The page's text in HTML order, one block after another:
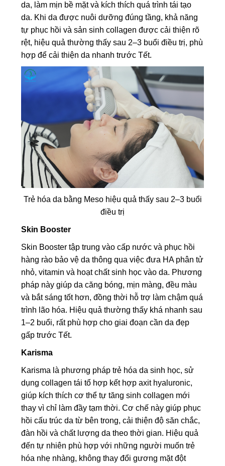
da, làm mịn bề mặt và kích thích quá trình tái tạo
da. Khi da được nuôi dưỡng đúng tầng, khả năng
tự phục hồi và sản sinh collagen được cải thiện rõ
rệt, hiệu quả thường thấy sau 2–3 buổi điều trị, phù
hợp để cải thiện da nhanh trước Tết.
Trẻ hóa da bằng Meso hiệu quả thấy sau 2–3 buổi
điều trị
Skin Booster
Skin Booster tập trung vào cấp nước và phục hồi
hàng rào bảo vệ da thông qua việc đưa HA phân tử
nhỏ, vitamin và hoạt chất sinh học vào da. Phương
pháp này giúp da căng bóng, mịn màng, đều màu
và bắt sáng tốt hơn, đồng thời hỗ trợ làm chậm quá
trình lão hóa. Hiệu quả thường thấy khá nhanh sau
1–2 buổi, rất phù hợp cho giai đoạn cần da đẹp
gấp trước Tết.
Karisma
Karisma là phương pháp trẻ hóa da sinh học, sử
dụng collagen tái tổ hợp kết hợp axit hyaluronic,
giúp kích thích cơ thể tự tăng sinh collagen mới
thay vì chỉ làm đầy tạm thời. Cơ chế này giúp phục
hồi cấu trúc da từ bên trong, cải thiện độ săn chắc,
đàn hồi và chất lượng da theo thời gian. Hiệu quả
đến tự nhiên phù hợp với những người muốn trẻ
hóa nhẹ nhàng, không thay đổi gương mặt đột